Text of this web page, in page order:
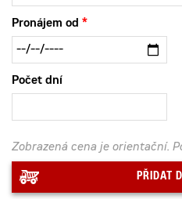
Pronájem od
Počet dní
Zobrazená cena je orientační.
PŘIDAT